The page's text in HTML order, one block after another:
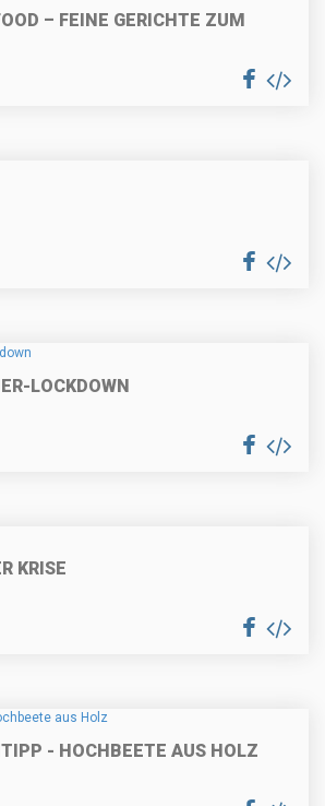
– FEINE GERICHTE ZUM
LOCKDOWN
KRISE
- HOCHBEETE AUS HOLZ